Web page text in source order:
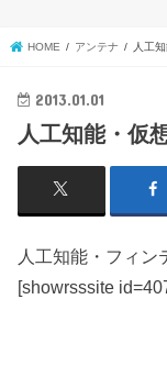
HOME アンテナ 人工
2013.01.01
人工知能・仮
人工知能・フィン
[showrsssite